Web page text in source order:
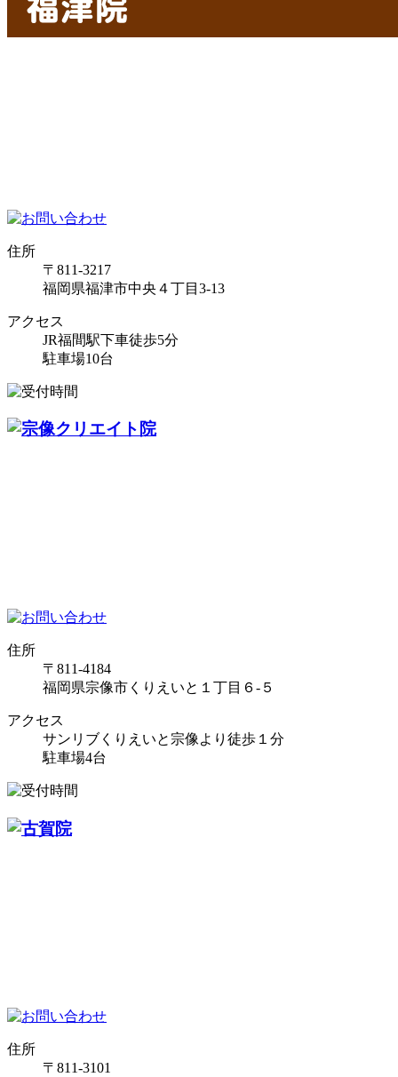
住所
〒811-3217
福岡県福津市中央４丁目3-13
アクセス
JR福間駅下車徒歩5分
駐車場10台
住所
〒811-4184
福岡県宗像市くりえいと１丁目６-５
アクセス
サンリブくりえいと宗像より徒歩１分
駐車場4台
住所
〒811-3101